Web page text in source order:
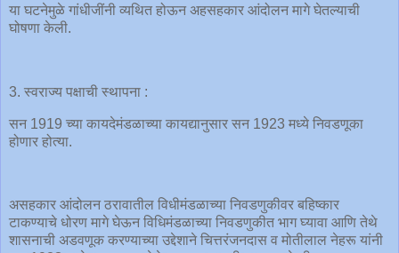
या घटनेमुळे गांधीजींनी व्यथित होऊन अहसहकार आंदोलन मागे घेतल्याची
घोषणा केली.
3. स्वराज्य पक्षाची स्थापना :
सन 1919 च्या कायदेमंडळाच्या कायद्यानुसार सन 1923 मध्ये निवडणूका
होणार होत्या.
असहकार आंदोलन ठरावातील विधीमंडळाच्या निवडणुकीवर बहिष्कार
टाकण्याचे धोरण मागे घेऊन विधिमंडळाच्या निवडणुकीत भाग घ्यावा आणि तेथे
शासनाची अडवणूक करण्याच्या उद्देशाने चित्तरंजनदास व मोतीलाल नेहरू यांनी